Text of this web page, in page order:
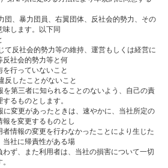
団、暴⼒団員、右翼団体、反社会的勢⼒、その
します。以下同
て反社会的勢⼒等の維持、運営もしくは経営に
社会的勢⼒等と何
⾏っていないこと
反したことがないこと
を第三者に知られることのないよう、⾃⼰の責
るものとします。
に変更があったときは、速やかに、当社所定の
を変更するものとし
者情報の変更を⾏わなかったことにより⽣じた
社に帰責性がある場
ず、また利⽤者は、当社の損害について⼀切